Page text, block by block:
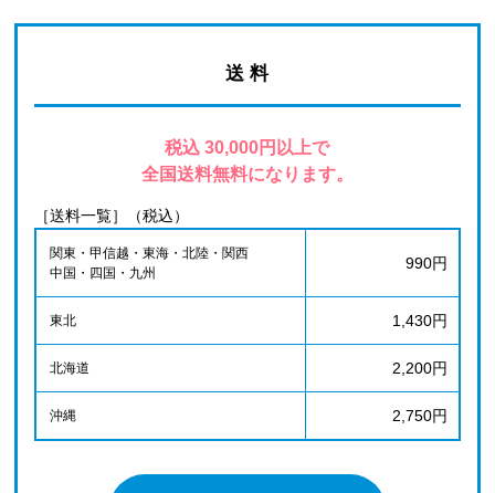
送 料
税込 30,000円以上で
全国送料無料になります。
［送料一覧］（税込）
関東・甲信越・東海・北陸・関西
中国・四国・九州
990円
東北 1,430円
北海道 2,200円
沖縄 2,750円